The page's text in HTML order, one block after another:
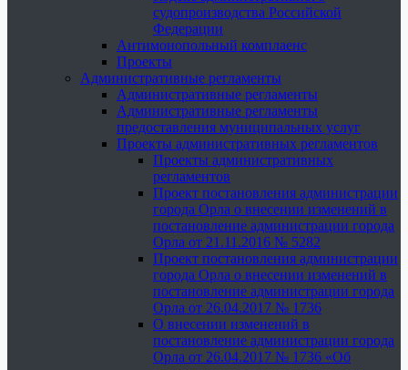
судопроизводства Российской
Федерации
Антимонопольный комплаенс
Проекты
Административные регламенты
Административные регламенты
Административные регламенты
предоставления муниципальных услуг
Проекты административных регламентов
Проекты административных
регламентов
Проект постановления администрации
города Орла о внесении изменений в
постановление администрации города
Орла от 21.11.2016 № 5282
Проект постановления администрации
города Орла о внесении изменений в
постановление администрации города
Орла от 26.04.2017 № 1736
О внесении изменений в
постановление администрации города
Орла от 26.04.2017 № 1736 «Об